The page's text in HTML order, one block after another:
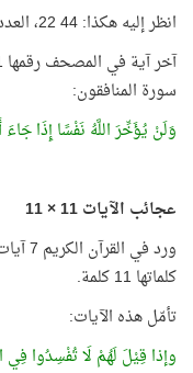
انظر إليه هكذا: 44 22، العدد 22 = 11 + 11 والعدد 44 = 22 + 22
سورة المنافقون:
وَلَنْ يُؤَخِّرَ اللَّهُ نَفْسًا إِذَا جَاءَ
عجائب الآيات 11 × 11
كلماتها 11 كلمة.
تأمّل هذه الآيات:
وإذا قِيْلَ لَهُمْ لَا تُفْسِدُوا